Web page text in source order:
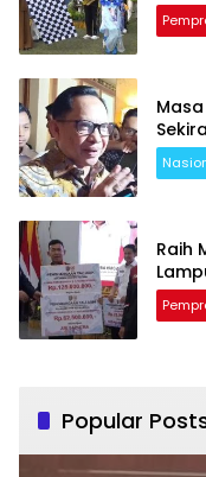
Raih
Popular